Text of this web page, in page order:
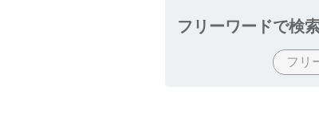
フリーワードで検